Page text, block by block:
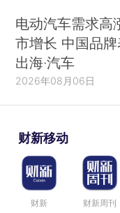
电动汽车需求高
市增长 中国品牌
出海·汽车
2026年08月06日
财新移动
财新 财新周刊